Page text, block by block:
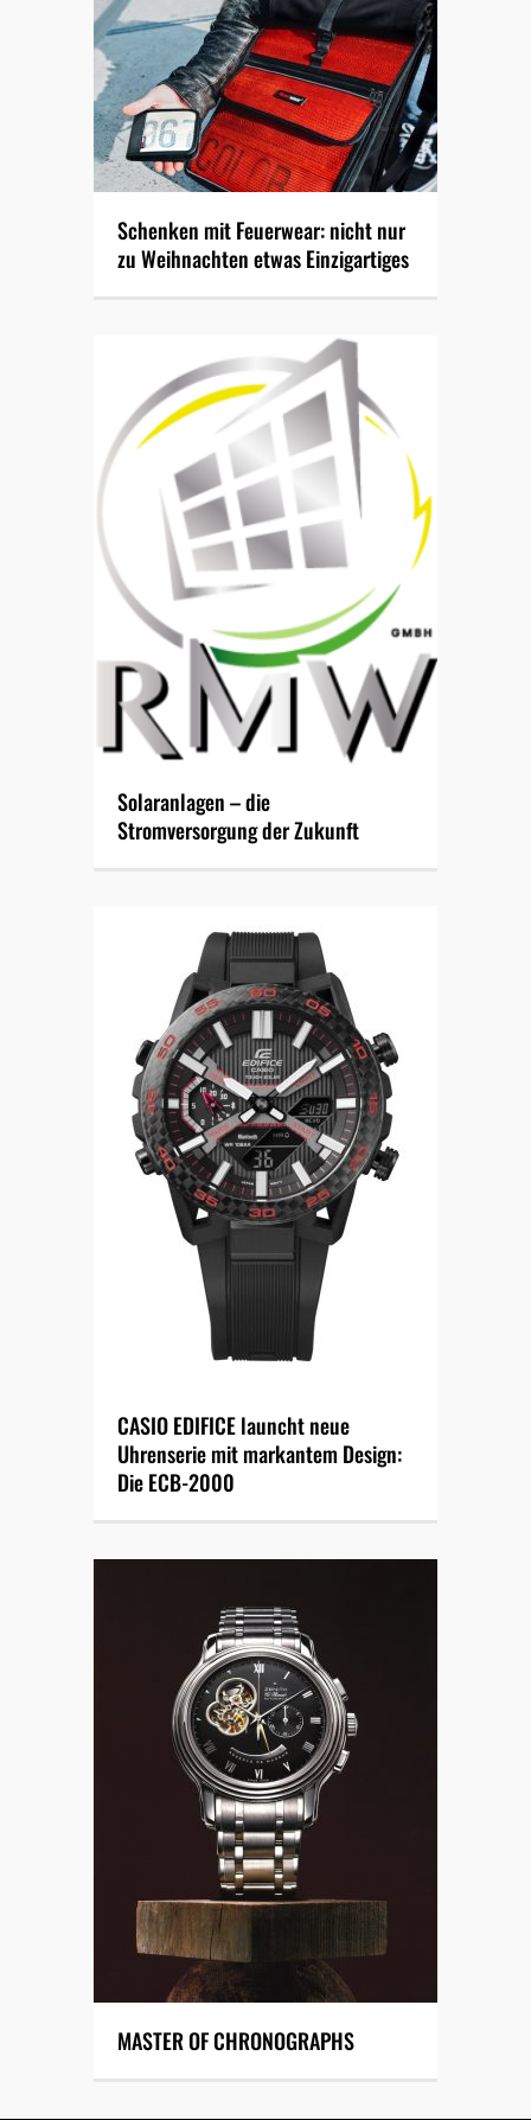
Schenken mit Feuerwear: nicht nur
zu Weihnachten etwas Einzigartiges
Solaranlagen – die
Stromversorgung der Zukunft
CASIO EDIFICE launcht neue
Uhrenserie mit markantem Design:
Die ECB-2000
MASTER OF CHRONOGRAPHS